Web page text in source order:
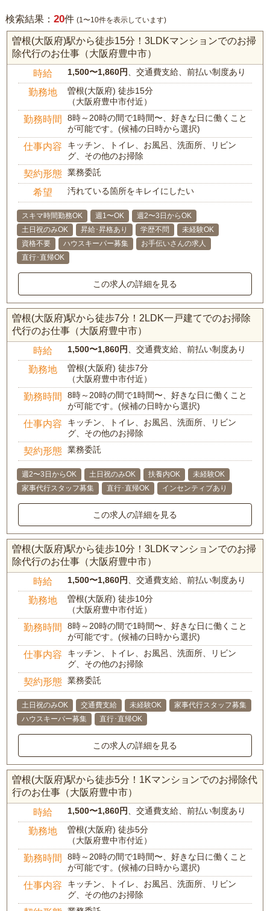
検索結果： 20件 (1〜10件を表示しています)
曽根(大阪府)駅から徒歩15分！3LDKマンションでのお掃
除代行のお仕事（大阪府豊中市）
時給 1,500〜1,860円 、交通費支給、前払い制度あり
勤務地
曽根(大阪府) 徒歩15分
（大阪府豊中市付近）
勤務時間
8時～20時の間で1時間〜、好きな日に働くこと
が可能です。(候補の日時から選択)
仕事内容
キッチン、トイレ、お風呂、洗面所、リビン
グ、その他のお掃除
契約形態 業務委託
希望 汚れている箇所をキレイにしたい
スキマ時間勤務OK 週1〜OK
週2〜3日からOK
土日祝のみOK
昇給･昇格あり 学歴不問
未経験OK
資格不要
ハウスキーパー募集
お手伝いさんの求人
直行･直帰OK
この求人の詳細を見る
曽根(大阪府)駅から徒歩7分！2LDK一戸建てでのお掃除
代行のお仕事（大阪府豊中市）
時給 1,500〜1,860円 、交通費支給、前払い制度あり
勤務地
曽根(大阪府) 徒歩7分
（大阪府豊中市付近）
勤務時間
8時～20時の間で1時間〜、好きな日に働くこと
が可能です。(候補の日時から選択)
仕事内容
キッチン、トイレ、お風呂、洗面所、リビン
グ、その他のお掃除
契約形態 業務委託
週2〜3日からOK 土日祝のみOK 扶養内OK
未経験OK
家事代行スタッフ募集
直行･直帰OK インセンティブあり
この求人の詳細を見る
曽根(大阪府)駅から徒歩10分！3LDKマンションでのお掃
除代行のお仕事（大阪府豊中市）
時給 1,500〜1,860円 、交通費支給、前払い制度あり
勤務地
曽根(大阪府) 徒歩10分
（大阪府豊中市付近）
勤務時間
8時～20時の間で1時間〜、好きな日に働くこと
が可能です。(候補の日時から選択)
仕事内容
キッチン、トイレ、お風呂、洗面所、リビン
グ、その他のお掃除
契約形態 業務委託
土日祝のみOK 交通費支給 未経験OK
家事代行スタッフ募集
ハウスキーパー募集
直行･直帰OK
この求人の詳細を見る
曽根(大阪府)駅から徒歩5分！1Kマンションでのお掃除代
行のお仕事（大阪府豊中市）
時給 1,500〜1,860円 、交通費支給、前払い制度あり
勤務地
曽根(大阪府) 徒歩5分
（大阪府豊中市付近）
勤務時間
8時～20時の間で1時間〜、好きな日に働くこと
が可能です。(候補の日時から選択)
仕事内容
キッチン、トイレ、お風呂、洗面所、リビン
グ、その他のお掃除